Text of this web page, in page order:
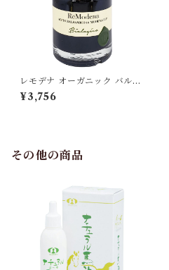
レモデナ オーガニック バルサ
ミコ ディ モデナ IGP 250ml
ReModena 有機バルサミコ酢
¥3,756
その他の商品